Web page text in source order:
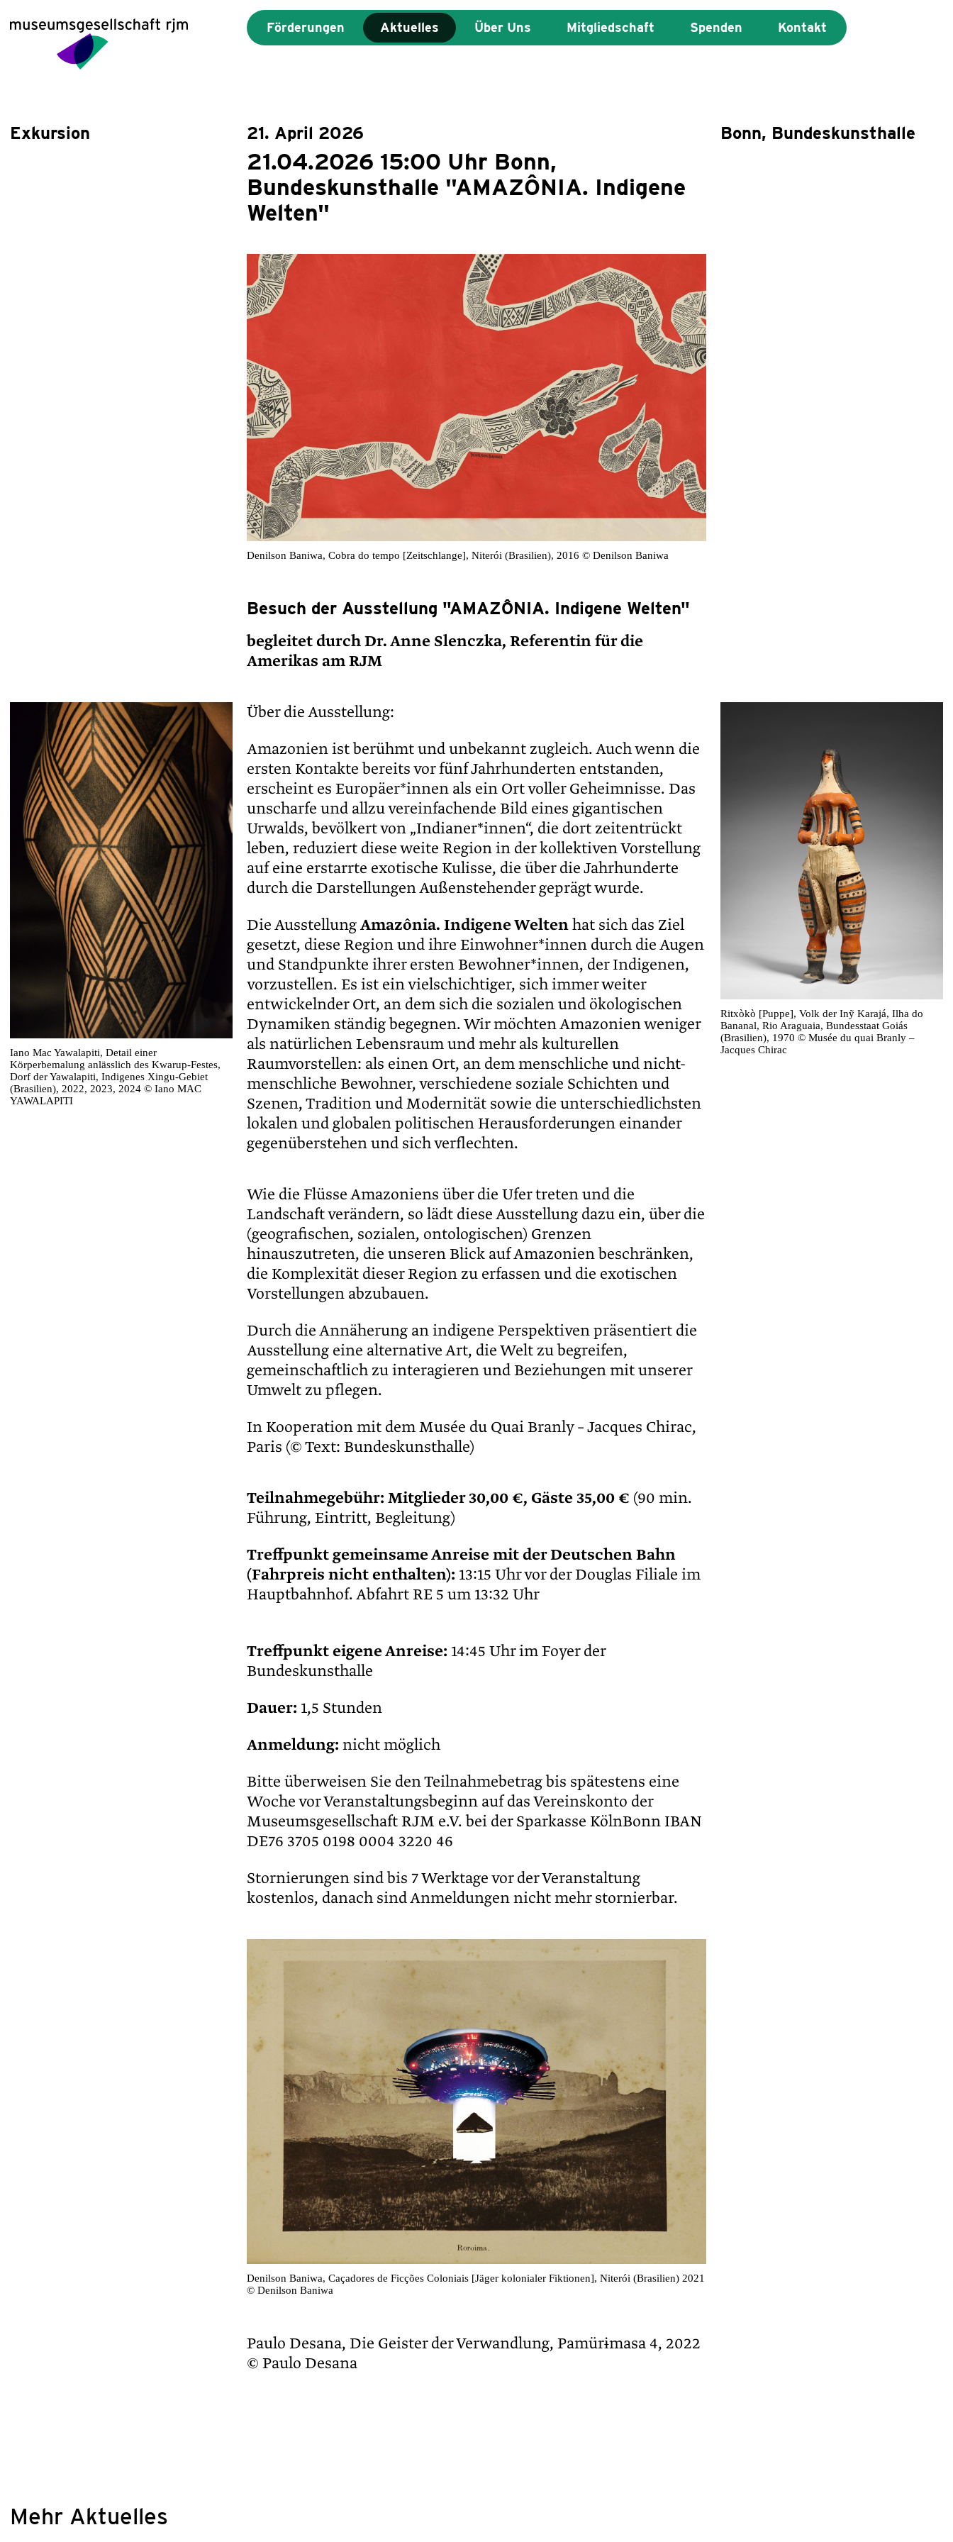
Förderungen Aktuelles Über Uns Mitgliedschaft Spenden Kontakt
Exkursion 21. April 2026
21.04.2026 15:00 Uhr Bonn,
Bundeskunsthalle "AMAZÔNIA. Indigene
Welten"
Bonn, Bundeskunsthalle
Denilson Baniwa, Cobra do tempo [Zeitschlange], Niterói (Brasilien), 2016 © Denilson Baniwa
Besuch der Ausstellung "AMAZÔNIA. Indigene Welten"
begleitet durch Dr. Anne Slenczka, Referentin für die
Amerikas am RJM
Iano Mac Yawalapiti, Detail einer
Körperbemalung anlässlich des Kwarup-Festes,
Dorf der Yawalapiti, Indigenes Xingu-Gebiet
(Brasilien), 2022, 2023, 2024 © Iano MAC
YAWALAPITI
Über die Ausstellung:
Amazonien ist berühmt und unbekannt zugleich. Auch wenn die
ersten Kontakte bereits vor fünf Jahrhunderten entstanden,
erscheint es Europäer*innen als ein Ort voller Geheimnisse. Das
unscharfe und allzu vereinfachende Bild eines gigantischen
Urwalds, bevölkert von „Indianer*innen“, die dort zeitentrückt
leben, reduziert diese weite Region in der kollektiven Vorstellung
auf eine erstarrte exotische Kulisse, die über die Jahrhunderte
durch die Darstellungen Außenstehender geprägt wurde.
Die AusstellungAmazônia. Indigene Weltenhat sich das Ziel
gesetzt, diese Region und ihre Einwohner*innen durch die Augen
und Standpunkte ihrer ersten Bewohner*innen, der Indigenen,
vorzustellen. Es ist ein vielschichtiger, sich immer weiter
entwickelnder Ort, an dem sich die sozialen und ökologischen
Dynamiken ständig begegnen. Wir möchten Amazonien weniger
als natürlichen Lebensraum und mehr als kulturellen
Raumvorstellen: als einen Ort, an dem menschliche und nicht-
menschliche Bewohner, verschiedene soziale Schichten und
Szenen, Tradition und Modernität sowie die unterschiedlichsten
lokalen und globalen politischen Herausforderungen einander
gegenüberstehen und sich verflechten.
Ritxòkò [Puppe], Volk der Inỹ Karajá, Ilha do
Bananal, Rio Araguaia, Bundesstaat Goiás
(Brasilien), 1970 © Musée du quai Branly –
Jacques Chirac
Wie die Flüsse Amazoniens über die Ufer treten und die
Landschaft verändern, so lädt diese Ausstellung dazu ein, über die
(geografischen, sozialen, ontologischen) Grenzen
hinauszutreten, die unseren Blick auf Amazonien beschränken,
die Komplexität dieser Region zu erfassen und die exotischen
Vorstellungen abzubauen.
Durch die Annäherung an indigene Perspektiven präsentiert die
Ausstellung eine alternative Art, die Welt zu begreifen,
gemeinschaftlich zu interagieren und Beziehungen mit unserer
Umwelt zu pflegen.
In Kooperation mit dem Musée du Quai Branly – Jacques Chirac,
Paris (© Text: Bundeskunsthalle)
Teilnahmegebühr: Mitglieder 30,00 €, Gäste 35,00 € (90 min.
Führung, Eintritt, Begleitung)
Treffpunkt gemeinsame Anreise mit der Deutschen Bahn
(Fahrpreis nicht enthalten): 13:15 Uhr vor der Douglas Filiale im
Hauptbahnhof. Abfahrt RE 5 um 13:32 Uhr
Treffpunkt eigene Anreise: 14:45 Uhr im Foyer der
Bundeskunsthalle
Dauer: 1,5 Stunden
Anmeldung: nicht möglich
Bitte überweisen Sie den Teilnahmebetrag bis spätestens eine
Woche vor Veranstaltungsbeginn auf das Vereinskonto der
Museumsgesellschaft RJM e.V. bei der Sparkasse KölnBonn IBAN
DE76 3705 0198 0004 3220 46
Stornierungen sind bis 7 Werktage vor der Veranstaltung
kostenlos, danach sind Anmeldungen nicht mehr stornierbar.
Denilson Baniwa, Caçadores de Ficções Coloniais [Jäger kolonialer Fiktionen], Niterói (Brasilien) 2021
© Denilson Baniwa
Paulo Desana, Die Geister der Verwandlung, Pamürɨmasa 4, 2022
© Paulo Desana
Mehr Aktuelles